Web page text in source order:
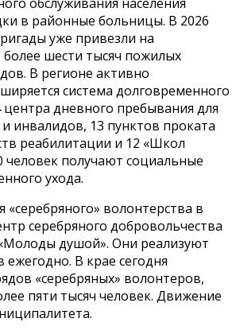
в районные больницы. В 2026
уже привезли на
шести тысяч пожилых
В регионе активно
система долговременного
дневного пребывания для
инвалидов, 13 пунктов проката
реабилитации и 12 «Школ
человек получают социальные
ухода.
«серебряного» волонтерства в
серебряного добровольчества
душой». Они реализуют
ежегодно. В крае сегодня
«серебряных» волонтеров,
пяти тысяч человек. Движение